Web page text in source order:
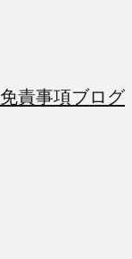
免責事項ブログ